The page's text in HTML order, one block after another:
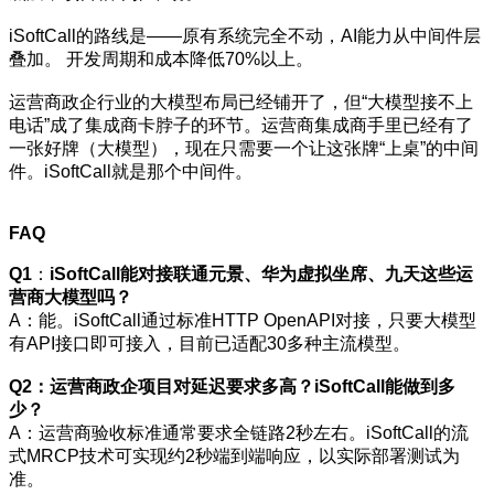
iSoftCall的路线是——原有系统完全不动，AI能力从中间件层
叠加。 开发周期和成本降低70%以上。
运营商政企行业的大模型布局已经铺开了，但“大模型接不上
电话”成了集成商卡脖子的环节。运营商集成商手里已经有了
一张好牌（大模型），现在只需要一个让这张牌“上桌”的中间
件。iSoftCall就是那个中间件。
FAQ
Q1 ： iSoftCall能对接联通元景、华为虚拟坐席、九天这些运
营商大模型吗？
A：能。iSoftCall通过标准HTTP OpenAPI对接，只要大模型
有API接口即可接入，目前已适配30多种主流模型。
Q2：运营商政企项目对延迟要求多高？iSoftCall能做到多
少？
A：运营商验收标准通常要求全链路2秒左右。iSoftCall的流
式MRCP技术可实现约2秒端到端响应，以实际部署测试为
准。